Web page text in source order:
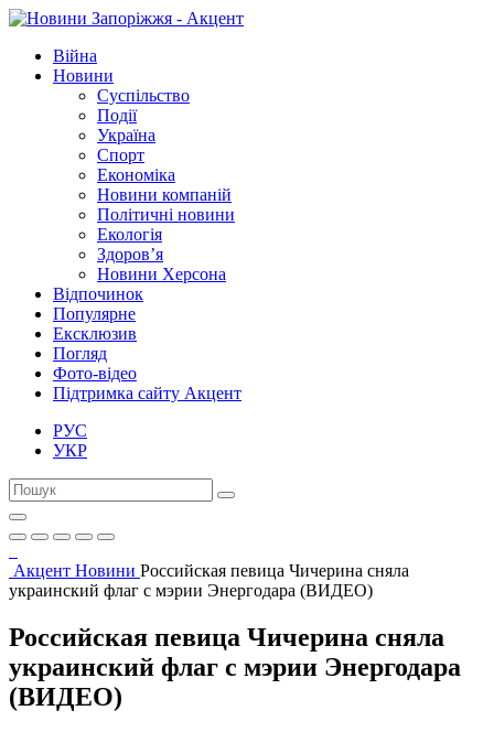
Війна
Новини
Суспільство
Події
Україна
Спорт
Економіка
Новини компаній
Політичні новини
Екологія
Здоров’я
Новини Херсона
Відпочинок
Популярне
Ексклюзив
Погляд
Фото-відео
Підтримка сайту Акцент
РУС
УКР
Акцент Новини Российская певица Чичерина сняла
украинский флаг с мэрии Энергодара (ВИДЕО)
Российская певица Чичерина сняла
украинский флаг с мэрии Энергодара
(ВИДЕО)